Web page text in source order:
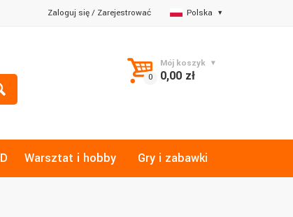
Polska
Zaloguj się/ Zarejestrować
Mój koszyk
0,00 zł
Warsztat i hobby Gry i zabawki